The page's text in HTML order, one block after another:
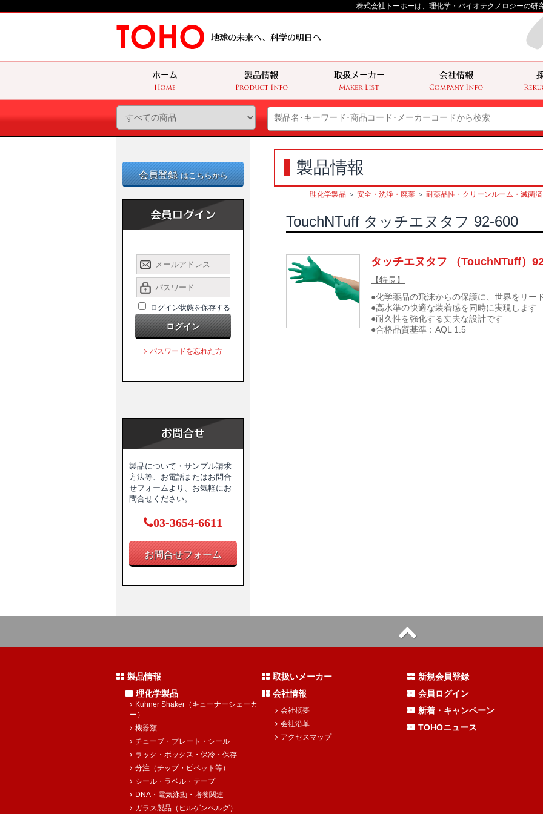
株式会社トーホーは、理化学・バイオテクノロジーの研
会員登録 はこちらから
ログイン状態を保存する
ログイン
パスワードを忘れた方
製品について・サンプル請求
方法等、お電話またはお問合
せフォームより、お気軽にお
問合せください。
03-3654-6611
お問合せフォーム
製品情報
理化学製品 ＞ 安全・洗浄・廃棄 ＞ 耐薬品性・クリーンルーム・滅菌
TouchNTuff タッチエヌタフ 92-600
タッチエヌタフ （TouchNTuff）
【特長】
●化学薬品の飛沫からの保護に、世界をリー
●高水準の快適な装着感を同時に実現します
●耐久性を強化する丈夫な設計です
●合格品質基準：AQL 1.5
製品情報
理化学製品
Kuhner Shaker（キューナーシェーカ
ー）
機器類
チューブ・プレート・シール
ラック・ボックス・保冷・保存
分注（チップ・ピペット等）
シール・ラベル・テープ
DNA・電気泳動・培養関連
ガラス製品（ヒルゲンベルグ）
取扱いメーカー
会社情報
会社概要
会社沿革
アクセスマップ
新規会員登録
会員ログイン
新着・キャンペーン
TOHOニュース